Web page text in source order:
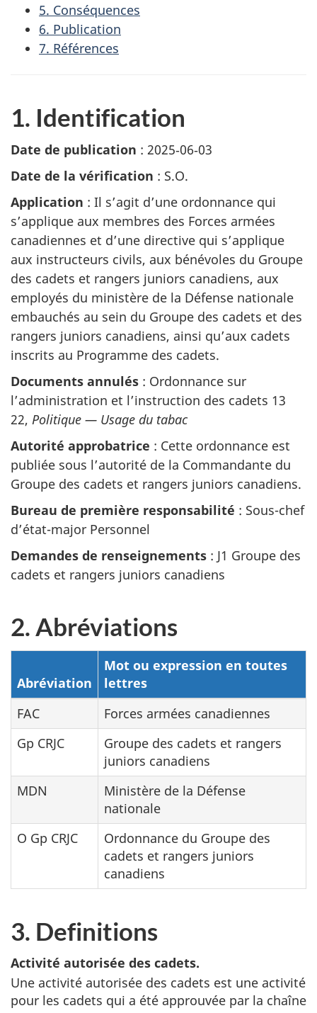
5. Conséquences
6. Publication
7. Références
1. Identification
Date de publication : 2025‑06‑03
Date de la vérification : S.O.
Application : Il s’agit d’une ordonnance qui
s’applique aux membres des Forces armées
canadiennes et d’une directive qui s’applique
aux instructeurs civils, aux bénévoles du Groupe
des cadets et rangers juniors canadiens, aux
employés du ministère de la Défense nationale
embauchés au sein du Groupe des cadets et des
rangers juniors canadiens, ainsi qu’aux cadets
inscrits au Programme des cadets.
Documents annulés : Ordonnance sur
l’administration et l’instruction des cadets 13
22, Politique — Usage du tabac
Autorité approbatrice : Cette ordonnance est
publiée sous l’autorité de la Commandante du
Groupe des cadets et rangers juniors canadiens.
Bureau de première responsabilité : Sous-chef
d’état-major Personnel
Demandes de renseignements : J1 Groupe des
cadets et rangers juniors canadiens
2. Abréviations
Abréviation
Mot ou expression en toutes
lettres
FAC
Forces armées canadiennes
Gp CRJC
Groupe des cadets et rangers
juniors canadiens
MDN
Ministère de la Défense
nationale
O Gp CRJC
Ordonnance du Groupe des
cadets et rangers juniors
canadiens
3. Definitions
Activité autorisée des cadets.
Une activité autorisée des cadets est une activité
pour les cadets qui a été approuvée par la chaîne